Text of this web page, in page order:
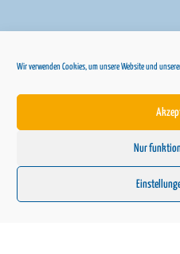
Wir verwenden Cookies, um unsere Website und
Nur
© 2024 Märkischer Kreis
// Cookie-Richtlinie
//